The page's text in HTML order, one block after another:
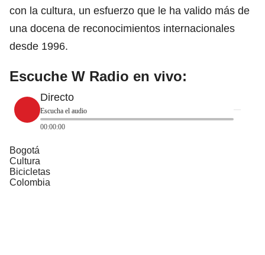
con la cultura, un esfuerzo que le ha valido más de
una docena de reconocimientos internacionales
desde 1996.
Escuche W Radio en vivo:
Directo
Escucha el audio
00:00:00
Bogotá
Cultura
Bicicletas
Colombia